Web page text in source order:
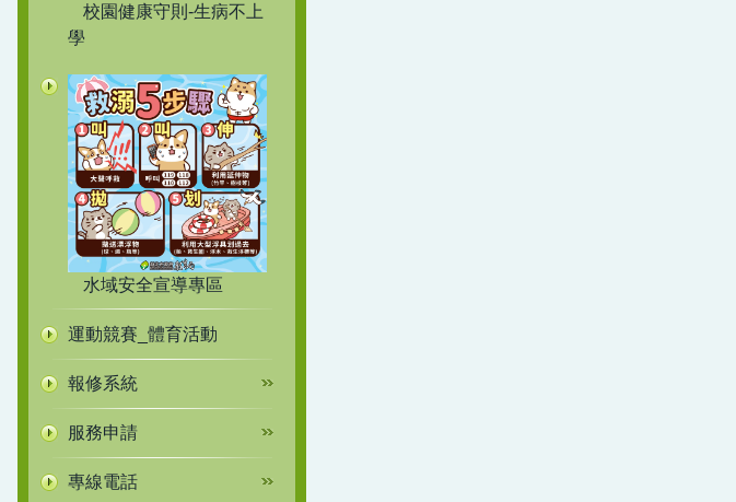
校園健康守則-生病不上
學
水域安全宣導專區
運動競賽_體育活動
報修系統
服務申請
專線電話